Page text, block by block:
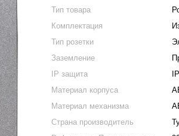
Тип товара
Комплектация
Тип розетки
Заземление
IP защита
Материал корпуса
Материал механизма
Страна производитель